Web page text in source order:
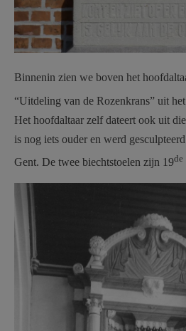
Binnenin zien we boven het
“Uitdeling van de Rozenkrans” uit
Het hoofdaltaar zelf dateert ook uit
is nog iets ouder en werd
Gent. De twee biechtstoelen zijn 19de
kerk meigem
foto agentschap
erfgoed.jpg